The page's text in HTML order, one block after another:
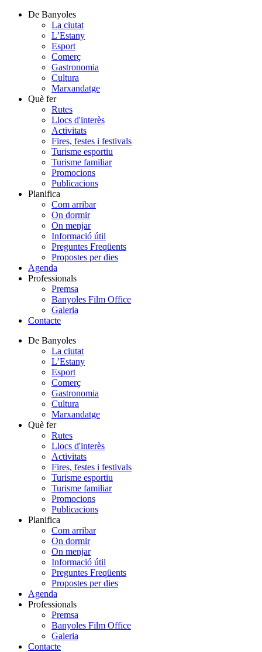
De Banyoles
La ciutat
L’Estany
Esport
Comerç
Gastronomia
Cultura
Marxandatge
Què fer
Rutes
Llocs d'interès
Activitats
Fires, festes i festivals
Turisme esportiu
Turisme familiar
Promocions
Publicacions
Planifica
Com arribar
On dormir
On menjar
Informació útil
Preguntes Freqüents
Propostes per dies
Agenda
Professionals
Premsa
Banyoles Film Office
Galeria
Contacte
De Banyoles
La ciutat
L’Estany
Esport
Comerç
Gastronomia
Cultura
Marxandatge
Què fer
Rutes
Llocs d'interès
Activitats
Fires, festes i festivals
Turisme esportiu
Turisme familiar
Promocions
Publicacions
Planifica
Com arribar
On dormir
On menjar
Informació útil
Preguntes Freqüents
Propostes per dies
Agenda
Professionals
Premsa
Banyoles Film Office
Galeria
Contacte